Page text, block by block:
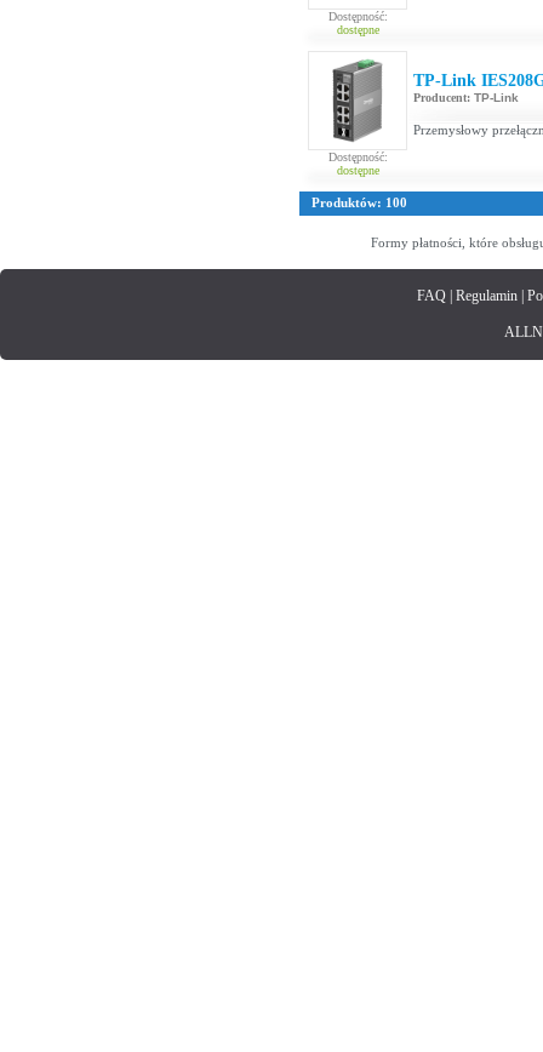
Dostępność:
dostępne
Dostępność:
dostępne
TP-Link
Producent: TP-Link
Przemysłowy
Produktów: 100
Formy płatności, które
FAQ| Regulamin|